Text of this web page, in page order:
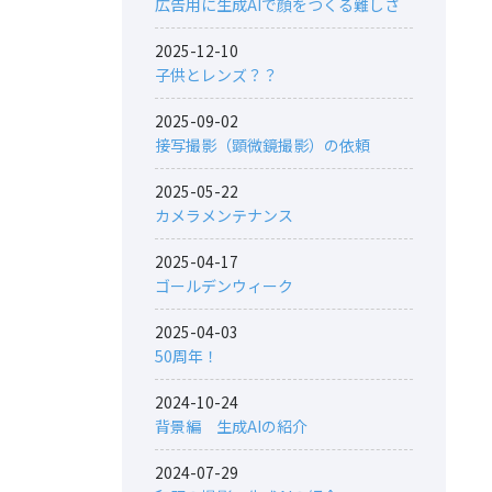
広告用に生成AIで顔をつくる難しさ
2025-12-10
子供とレンズ？？
2025-09-02
接写撮影（顕微鏡撮影）の依頼
2025-05-22
カメラメンテナンス
2025-04-17
ゴールデンウィーク
2025-04-03
50周年！
2024-10-24
背景編 生成AIの紹介
2024-07-29